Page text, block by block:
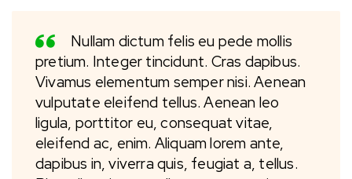
Nullam dictum felis eu pede mollis
pretium. Integer tincidunt. Cras dapibus.
Vivamus elementum semper nisi. Aenean
vulputate eleifend tellus. Aenean leo
ligula, porttitor eu, consequat vitae,
eleifend ac, enim. Aliquam lorem ante,
dapibus in, viverra quis, feugiat a, tellus.